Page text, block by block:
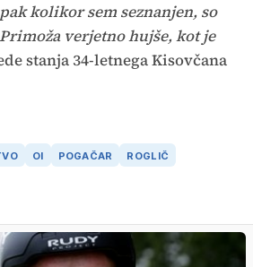
kolikor sem seznanjen, so
verjetno hujše, kot je
stanja 34-letnega Kisovčana
OI POGAČAR ROGLIČ